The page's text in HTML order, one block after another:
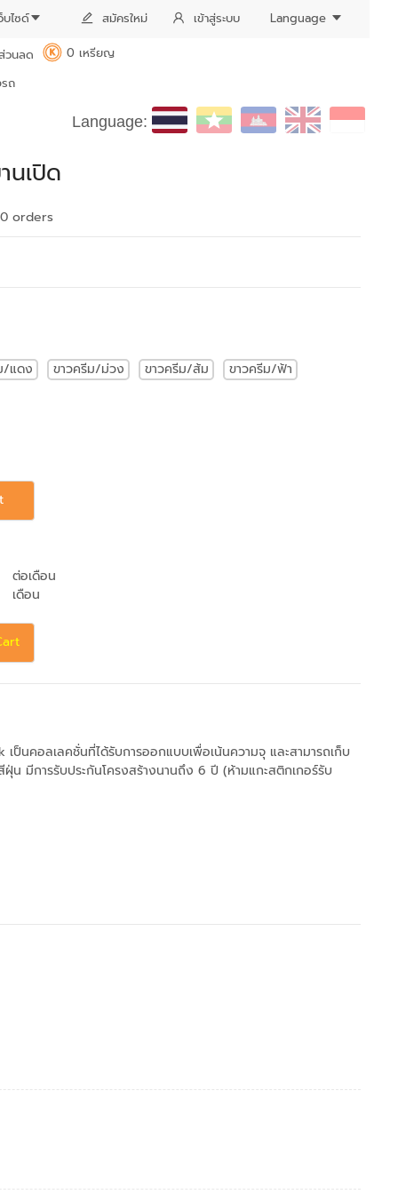
บไซด์ สมัครใหม่ เข้าสู่ระบบ Language
นลด K
0 เหรียญ
รถ
Language:
นเปิด
orders
/แดง ขาวครีม/ม่วง ขาวครีม/ส้ม ขาวครีม/ฟ้า
ต่อเดือน
เดือน
นคอลเลคชั่นที่ได้รับการออกแบบเพื่อเน้นความจุ และสามารถเก็บ
มีการรับประกันโครงสร้างนานถึง 6 ปี (ห้ามแกะสติกเกอร์รับ